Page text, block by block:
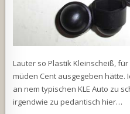
Lauter so Plastik Kleinscheiß,
müden Cent ausgegeben hätte.
an nem typischen KLE Auto zu
irgendwie zu pedantisch hier…